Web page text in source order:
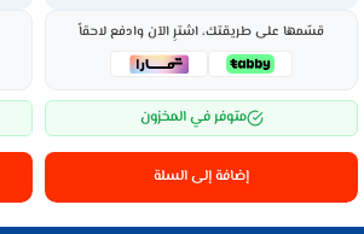
قسّمها على طريقتك، اشترِ الآن وادفع لاحقاً
متوفر في المخزون
إضافة إلى السلة